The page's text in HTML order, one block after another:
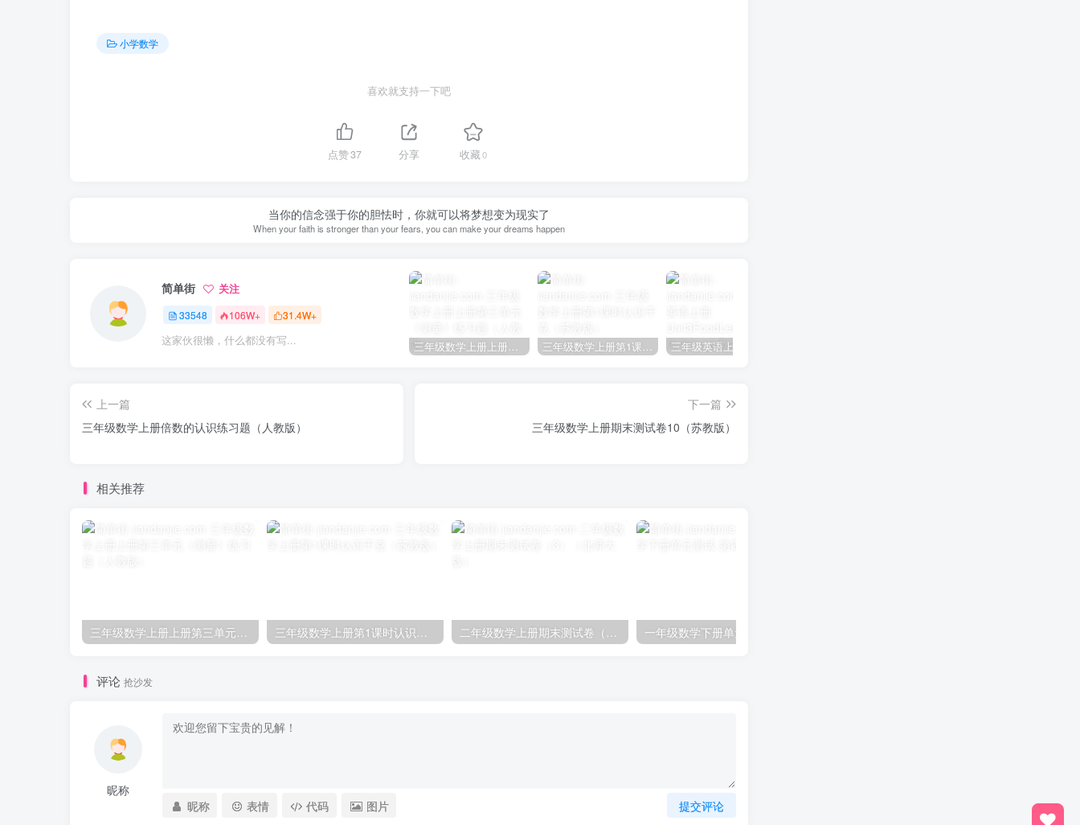
小学数学
喜欢就支持一下吧
点赞37 分享 收藏0
当你的信念强于你的胆怯时，你就可以将梦想变为现实了
When your faith is stronger than your fears, you can make your dreams happen
简单街 关注
33548 106W+ 31.4W+
这家伙很懒，什么都没有写... 三年级数学上册上册第三单元《测量》练习题（人教版） 三年级数学上册第1课时认识千克（苏教版）
上一篇
三年级数学上册倍数的认识练习题（人教版）
下一篇
三年级数学上册期末测试卷10（苏教版）
相关推荐
三年级数学上册上册第三单元《测量》练习题（人教版） 三年级数学上册第1课时认识千克（苏教版） 二年级数学上册期末测试卷（3）（北师大版）
评论 抢沙发
昵称
提交评论
昵称 表情 代码 图片